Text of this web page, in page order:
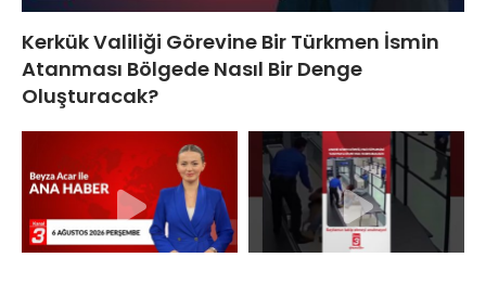
Kerkük Valiliği Görevine Bir Türkmen İsmin
Atanması Bölgede Nasıl Bir Denge
Oluşturacak?